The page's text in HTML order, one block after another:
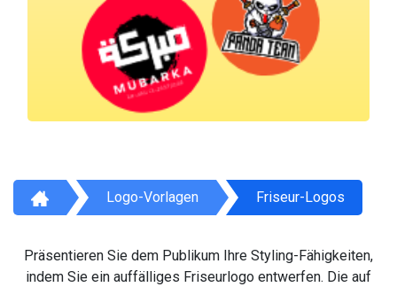
Logo-Vorlagen Friseur-Logos
Präsentieren Sie dem Publikum Ihre Styling-Fähigkeiten,
indem Sie ein auffälliges Friseurlogo entwerfen. Die auf